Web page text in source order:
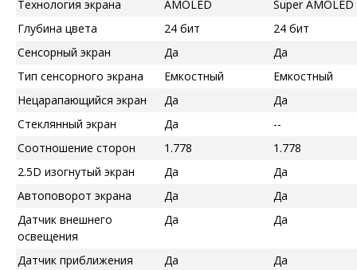
Технология экрана AMOLED
Super AMOLED
Глубина цвета
24 бит
24 бит
Сенсорный экран
Да
Да
Тип сенсорного экрана
Емкостный
Емкостный
Нецарапающийся экран
Да
Да
Стеклянный экран
Да
--
Соотношение сторон
1.778
1.778
2.5D изогнутый экран
Да
Да
Автоповорот экрана
Да
Да
Датчик внешнего
освещения
Да Да
Датчик приближения Да Да